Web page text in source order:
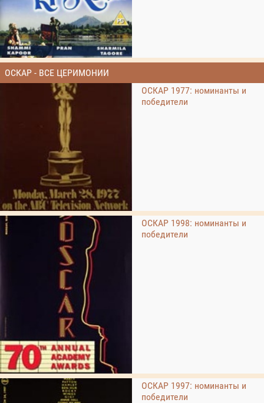
ОСКАР - ВСЕ ЦЕРИМОНИИ
ОСКАР 1977: номинанты и
победители
ОСКАР 1998: номинанты и
победители
ОСКАР 1997: номинанты и
победители